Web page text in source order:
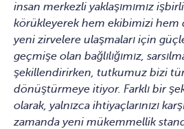
insan merkezli yaklaşımımız
körükleyerek hem ekibimizi
yeni zirvelere ulaşmaları için
geçmişe olan bağlılığımız,
şekillendirirken, tutkumuz bizi
dönüştürmeye itiyor. Farklı bir
olarak, yalnızca ihtiyaçlarınızı
zamanda yeni mükemmellik